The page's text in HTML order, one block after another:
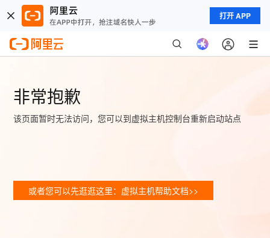
打开 APP
非常抱歉
该页面暂时无法访问，您可以到虚拟主机控制台重新启动站点
或者您可以先逛逛这里：虚拟主机帮助文档>>